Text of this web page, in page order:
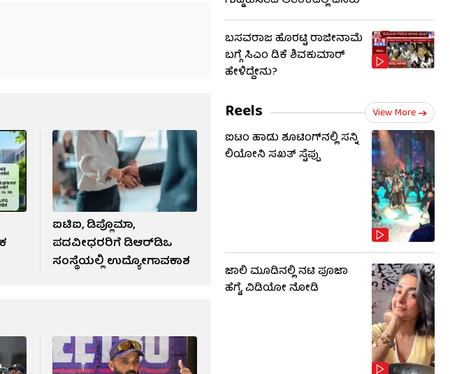
ಐಟಿಐ, ಡಿಪ್ಲೊಮಾ,
ಪದವೀಧರರಿಗೆ ಡಿಆರ್‌ಡಿಒ
ಸಂಸ್ಥೆಯಲ್ಲಿ ಉದ್ಯೋಗಾವಕಾಶ
ಬಸವರಾಜ ಹೊರಟ್ಟಿ ರಾಜೀನಾಮೆ
ಬಗ್ಗೆ ಸಿಎಂ ಡಿಕೆ ಶಿವಕುಮಾರ್
ಹೇಳಿದ್ದೇನು?
Reels View More
ಐಟಂ ಹಾಡು ಶೂಟಿಂಗ್​​ನಲ್ಲಿ ಸನ್ನಿ
ಲಿಯೋನಿ ಸಖತ್ ಸ್ಟೆಪ್ಪು
ಜಾಲಿ ಮೂಡಿನಲ್ಲಿ ನಟಿ ಪೂಜಾ
ಹೆಗ್ಡೆ, ವಿಡಿಯೋ ನೋಡಿ